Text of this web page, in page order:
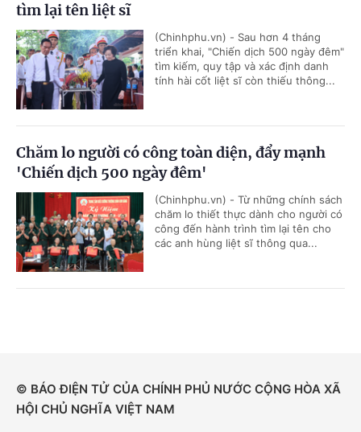
tìm lại tên liệt sĩ
(Chinhphu.vn) - Sau hơn 4 tháng
triển khai, "Chiến dịch 500 ngày đêm"
tìm kiếm, quy tập và xác định danh
tính hài cốt liệt sĩ còn thiếu thông...
Chăm lo người có công toàn diện, đẩy mạnh
'Chiến dịch 500 ngày đêm'
(Chinhphu.vn) - Từ những chính sách
chăm lo thiết thực dành cho người có
công đến hành trình tìm lại tên cho
các anh hùng liệt sĩ thông qua...
© BÁO ĐIỆN TỬ CỦA CHÍNH PHỦ NƯỚC CỘNG HÒA XÃ
HỘI CHỦ NGHĨA VIỆT NAM